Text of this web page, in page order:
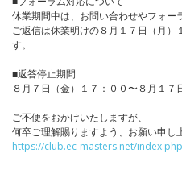
休業期間中は、お問い合わせやフォー
ご返信は休業明けの８月１７日（月）
す。
■返答停止期間
８月７日（金）１７：００〜８月１７
ご不便をおかけいたしますが、
何卒ご理解賜りますよう、お願い申し
https://club.ec-masters.net/